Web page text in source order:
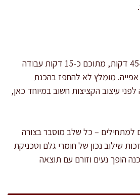
זמן ההכנה הכולל הוא כ-45 דקות, מתוכם כ-15 דקות עבודה
אפייה. מומלץ לא להחפז בהכנת
עיצוב הקציצות חשוב במיוחד כאן,
למתחילים – כל שלב מוסבר בצורה
שילוב נכון של חומרי גלם וטכניקת
הופך נעים וזורם עם תוצאה